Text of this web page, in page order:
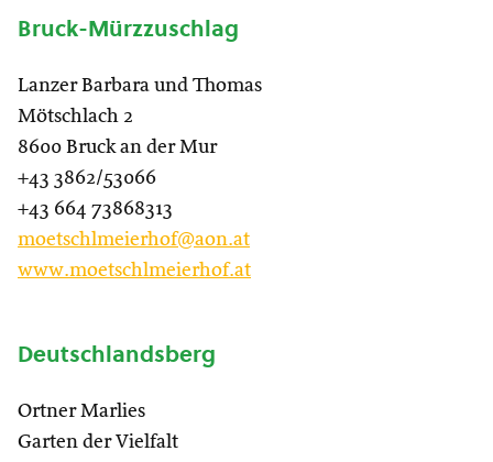
Bruck-Mürzzuschlag
Lanzer Barbara und Thomas
Mötschlach 2
8600 Bruck an der Mur
+43 3862/53066
+43 664 73868313
moetschlmeierhof@aon.at
www.moetschlmeierhof.at
Deutschlandsberg
Ortner Marlies
Garten der Vielfalt